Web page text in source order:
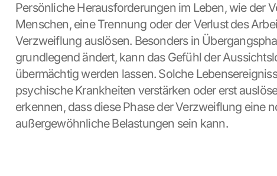
Persönliche Herausforderungen im Leben, wie der
Menschen, eine Trennung oder der Verlust des
Verzweiflung auslösen. Besonders in
grundlegend ändert, kann das Gefühl der
übermächtig werden lassen. Solche
psychische Krankheiten verstärken oder erst
erkennen, dass diese Phase der Verzweiflung eine
außergewöhnliche Belastungen sein kann.